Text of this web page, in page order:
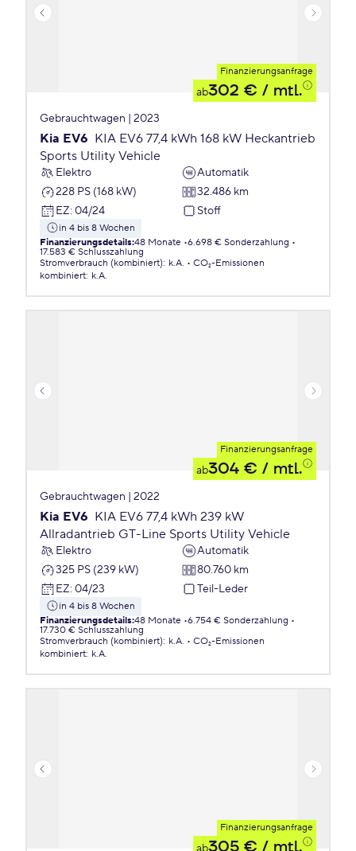
Finanzierungsanfrage
ab302 € / mtl.
Gebrauchtwagen | 2023
Kia EV6 KIA EV6 77,4 kWh 168 kW Heckantrieb
Sports Utility Vehicle
Elektro
Automatik
228 PS (168 kW)
32.486 km
EZ: 04/24 Stoff
in 4 bis 8 Wochen
Finanzierungsdetails:48 Monate 6.698 € Sonderzahlung
17.583 € Schlusszahlung
Stromverbrauch (kombiniert): k.A.
CO₂-Emissionen
kombiniert: k.A.
Finanzierungsanfrage
ab304 € / mtl.
Gebrauchtwagen | 2022
Kia EV6 KIA EV6 77,4 kWh 239 kW
Allradantrieb GT-Line Sports Utility Vehicle
Elektro
Automatik
325 PS (239 kW)
80.760 km
EZ: 04/23 Teil-Leder
in 4 bis 8 Wochen
Finanzierungsdetails:48 Monate 6.754 € Sonderzahlung
17.730 € Schlusszahlung
Stromverbrauch (kombiniert): k.A.
CO₂-Emissionen
kombiniert: k.A.
Finanzierungsanfrage